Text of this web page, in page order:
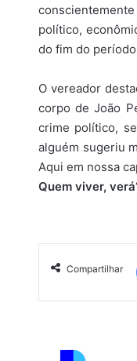
político,
do fim do
O vereador
corpo de João
crime político,
alguém sugeriu
Aqui em nossa
Quem viver, verá
Compartilhar